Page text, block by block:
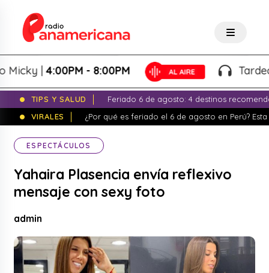
|4:00PM - 8:00PM Tardeo
TIPS Y SALUD
Feriado 6 de agosto: 4 destinos
VIRALES
¿Por qué es feriado el 6 de agosto en Perú?
ESPECTÁCULOS
Yahaira Plasencia envía reflexivo
mensaje con sexy foto
admin